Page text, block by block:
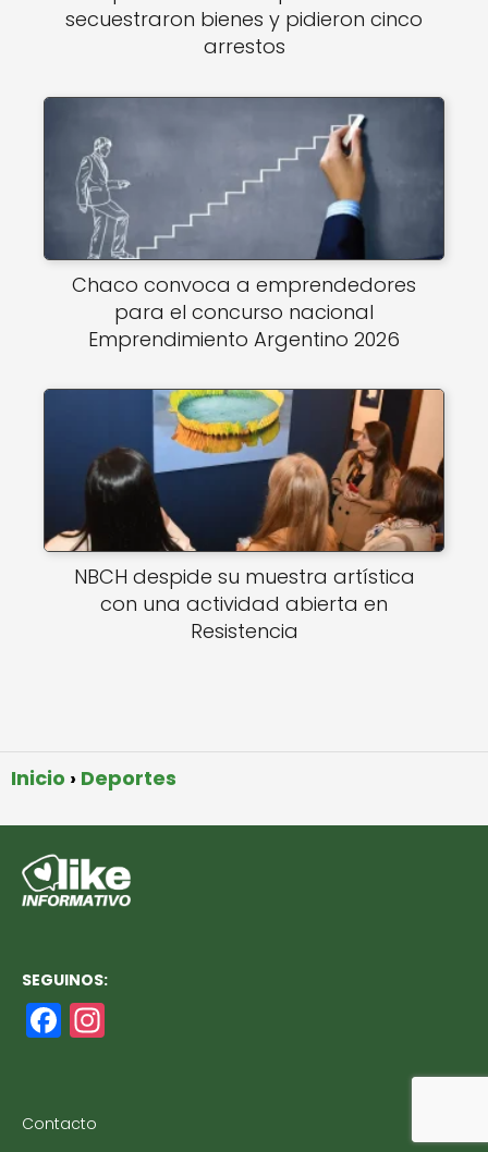
secuestraron bienes y pidieron cinco
arrestos
Chaco convoca a emprendedores
para el concurso nacional
Emprendimiento Argentino 2026
NBCH despide su muestra artística
con una actividad abierta en
Resistencia
Inicio Deportes
SEGUINOS:
F
a
e
Contacto